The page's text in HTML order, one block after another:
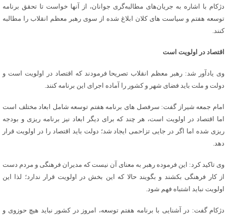
دژکام با اشاره به جریان‌های‌ مطالبه‌گری جوانان، از آنها خواست تا تحقق برنامه
توسعه هفتم و سیاست های کلان ابلاغ شده از سوی رهبر معظم انقلاب را مطالبه
کنند.
اقتصاد در اولویت است
وی یادآور شد: رهبر معظم انقلاب تصریحا فرمودند که اقتصاد در اولویت است و
دولت و ملت باید فضای شهر و کشور را آماده اجرای این برنامه کنند.
امام جمعه شیراز گفت: سرفصل های برنامه هفتم توسعه شامل ابعاد مختلف است
اما اقتصاد در اولویت است، هر چند که برای دیگر ابعاد نیز برنامه ریزی و بودجه
ریزی شده اما اگر در جایی تزاحمی ایجاد شد؛ دولت باید اقتصاد را در اولویت قرار
دهد.
وی تاکید کرد: این فرموده رهبر به معنای آن نیست که مدیران فرهنگی و مردم دست
از کار فرهنگی بکشند و بگویند حالا که این بخش در اولویت قرار ندارد؛ لذا این
اولویت نباید اشتباه فهم شود.
دژکام گفت: در آشنایی با برنامه هفتم توسعه، امروز در کشور نباید هیچ حوزوی و